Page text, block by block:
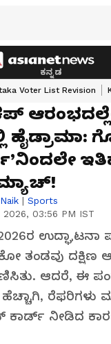
ಕನ್ನಡ
Voter List Revision
ಹೈಡ್ರಾಮಾ:
| Sports
2026, 03:56 PM IST
ಉದ್ಘಾಟನಾ
ತಂಡವು ದಕ್ಷಿಣ
ಆದರೆ, ಈ
ರೆಫರಿಗಳು
ಕಾರ್ಡ್ ನೀಡಿದ